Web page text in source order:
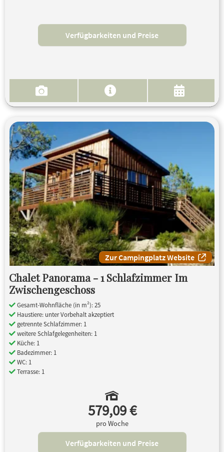
Verfügbarkeiten und Preise
Zur Campingplatz Website
Chalet Panorama - 1 Schlafzimmer Im
Zwischengeschoss
Gesamt-Wohnfläche (in m²): 25
Haustiere: unter Vorbehalt akzeptiert
getrennte Schlafzimmer: 1
weitere Schlafgelegenheiten: 1
Küche: 1
Badezimmer: 1
WC: 1
Terrasse: 1
579,09 €
pro Woche
Verfügbarkeiten und Preise